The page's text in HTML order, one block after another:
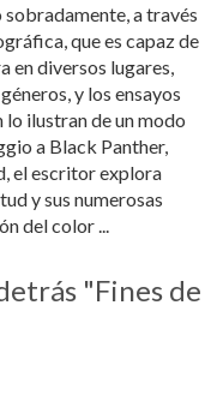
a través
que es capaz de
en diversos lugares,
y los ensayos
lo ilustran de un modo
a Black Panther,
el escritor explora
y sus numerosas
del color ...
"Fines de